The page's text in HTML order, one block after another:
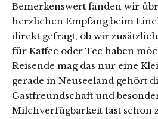
Bemerkenswert fanden wir
herzlichen Empfang beim
direkt gefragt, ob wir
für Kaffee oder Tee haben
Reisende mag das nur eine
gerade in Neuseeland gehört
Gastfreundschaft und
Milchverfügbarkeit fast schon